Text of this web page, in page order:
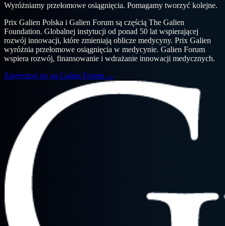
Wyróżniamy przełomowe osiągnięcia. Pomagamy tworzyć kolejne.
Prix Galien Polska i Galien Forum są częścią The Galien
Foundation. Globalnej instytucji od ponad 50 lat wspierającej
rozwój innowacji, które zmieniają oblicze medycyny. Prix Galien
wyróżnia przełomowe osiągnięcia w medycynie. Galien Forum
wspiera rozwój, finansowanie i wdrażanie innowacji medycznych.
Zarejestruj się na Galien Forum →